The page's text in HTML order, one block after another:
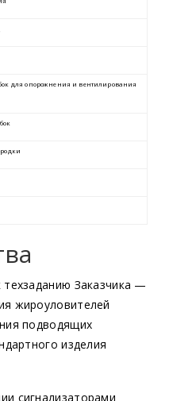
Заказчика —
жироуловителей
подводящих
изделия
сигнализаторами